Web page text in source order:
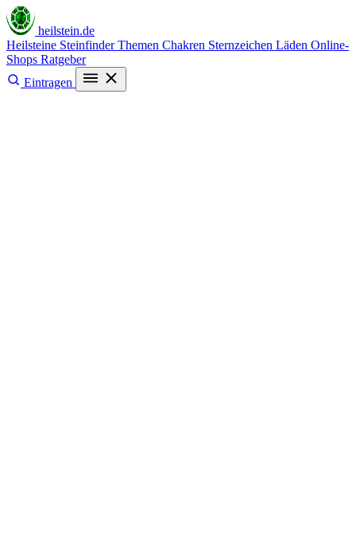
heilstein.de
Heilsteine SteinfinderThemen Chakren Sternzeichen Läden Online-
Shops Ratgeber
Eintragen